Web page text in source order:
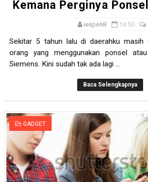
Kemana Perginya
iespe68 14.50
Sekitar 5 tahun lalu di daerahku masih
orang yang menggunakan ponsel
Siemens. Kini sudah tak ada lagi ...
Baca Selengkapnya
GADGET